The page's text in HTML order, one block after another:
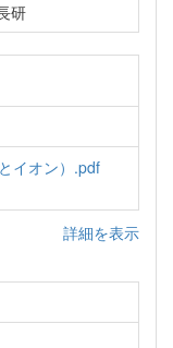
研
イオン）.pdf
詳細を表示